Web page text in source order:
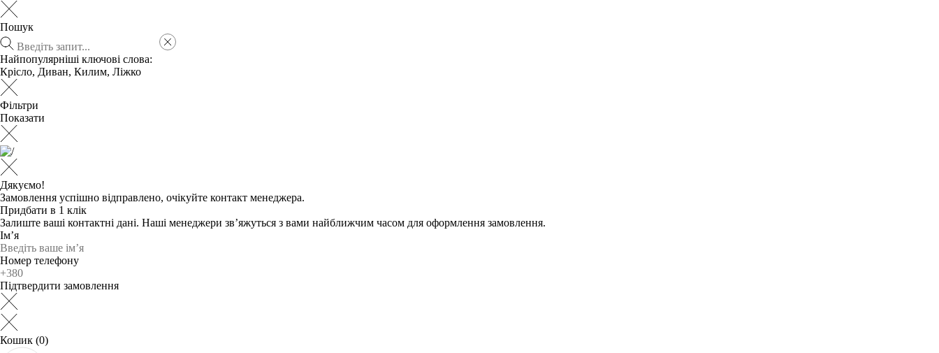
Пошук
Найпопулярніші ключові слова:
Крісло, Диван, Килим, Ліжко
Фільтри
Показати
Дякуємо!
Замовлення успішно відправлено, очікуйте контакт менеджера.
Придбати в 1 клік
Залиште ваші контактні дані. Наші менеджери зв’яжуться з вами найближчим часом для оформлення замовлення.
Ім’я
Номер телефону
Підтвердити замовлення
Кошик (0)